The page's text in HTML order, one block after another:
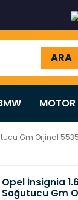
ARA
MOTOR
Gm Orjinal
Opel İnsignia
Soğutucu Gm